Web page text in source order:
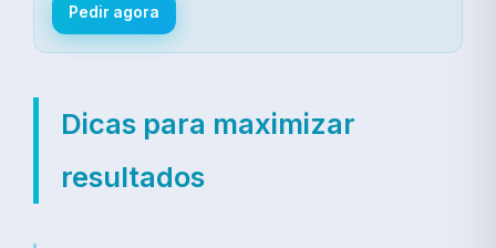
Pedir agora
Dicas para maximizar
resultados